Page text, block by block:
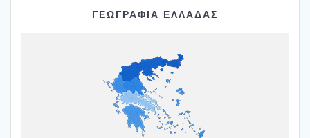
ΓΕΩΓΡΑΦΙΑ ΕΛΛΑΔΑΣ